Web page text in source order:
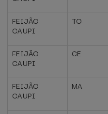
FEIJÃO
CAUPI
TO
FEIJÃO
CAUPI
CE
FEIJÃO
CAUPI
MA